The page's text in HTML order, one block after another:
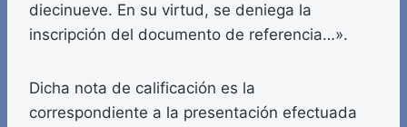
diecinueve. En su virtud, se deniega la
inscripción del documento de referencia…».
Dicha nota de calificación es la
correspondiente a la presentación efectuada